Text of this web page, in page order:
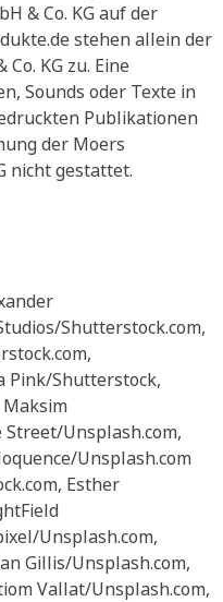
& Co. KG auf der
stehen allein der
KG zu. Eine
Sounds oder Texte in
Publikationen
der Moers
nicht gestattet.
Shutterstock.com,
Pink/Shutterstock,
Street/Unsplash.com,
Unsplash.com
Esther
Unsplash.com,
Gillis/Unsplash.com,
Vallat/Unsplash.com,